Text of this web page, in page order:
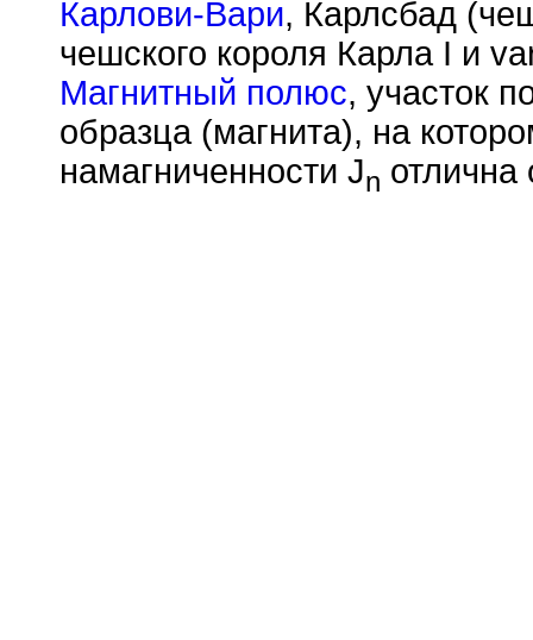
Карлови-Вари, Карлсбад
чешского короля Карла I и
Магнитный полюс, участок
образца (магнита), на
намагниченности Jn отлична